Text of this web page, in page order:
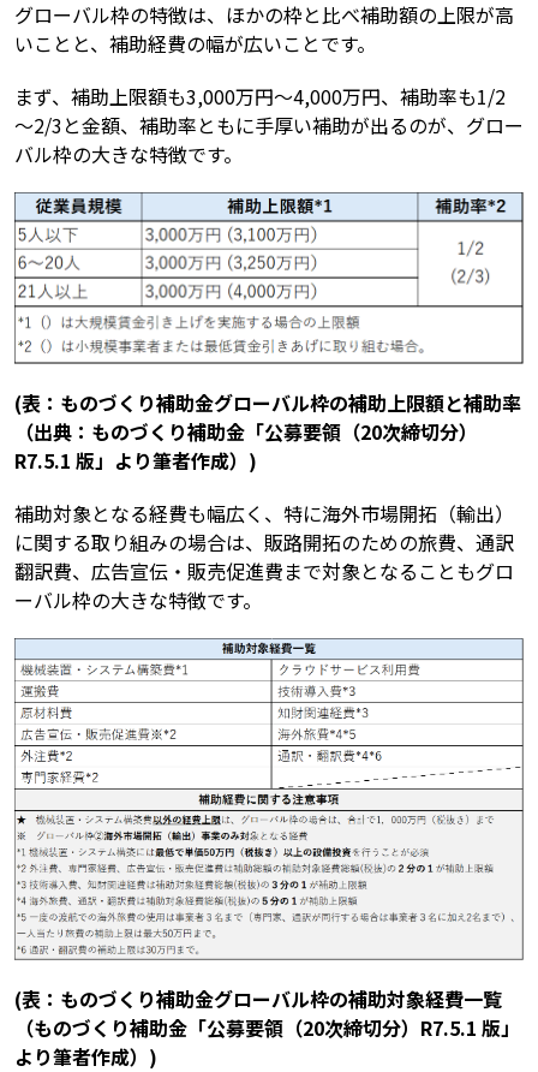
グローバル枠の特徴は、ほかの枠と比べ補助額の上限が高
いことと、補助経費の幅が広いことです。
まず、補助上限額も3,000万円～4,000万円、補助率も1/2
～2/3と金額、補助率ともに手厚い補助が出るのが、グロー
バル枠の大きな特徴です。
(表：ものづくり補助金グローバル枠の補助上限額と補助率
（出典：ものづくり補助金「公募要領（20次締切分）
R7.5.1 版」より筆者作成）)
補助対象となる経費も幅広く、特に海外市場開拓（輸出）
に関する取り組みの場合は、販路開拓のための旅費、通訳
翻訳費、広告宣伝・販売促進費まで対象となることもグロ
ーバル枠の大きな特徴です。
(表：ものづくり補助金グローバル枠の補助対象経費一覧
（ものづくり補助金「公募要領（20次締切分）R7.5.1 版」
より筆者作成）)